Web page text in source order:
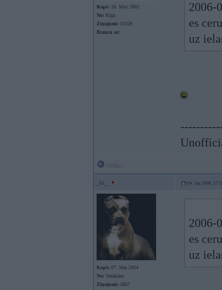
Kopš: 26. May 2003
No: Rīga
Ziņojumi: 16328
Braucu ar:
2006-
es
uz
_ix_ 04. Jan 2006,
Kopš: 07. Mar 2004
No: Varakļāni
Ziņojumi: 5867
2006-
es
uz